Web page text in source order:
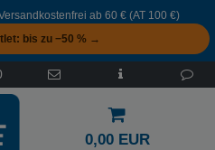
ab 60 € (AT 100 €)
bis zu −50 % →
0,00 EUR